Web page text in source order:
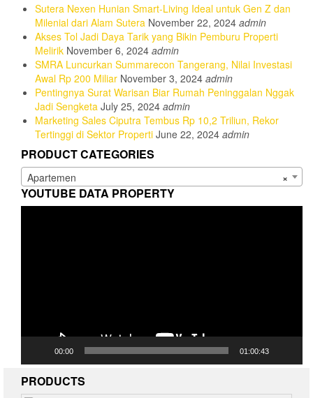
Sutera Nexen Hunian Smart-Living Ideal untuk Gen Z dan
Milenial dari Alam Sutera November 22, 2024 admin
Akses Tol Jadi Daya Tarik yang Bikin Pemburu Properti
Melirik November 6, 2024 admin
SMRA Luncurkan Summarecon Tangerang, Nilai Investasi
Awal Rp 200 Miliar November 3, 2024 admin
Pentingnya Surat Warisan Biar Rumah Peninggalan Nggak
Jadi Sengketa July 25, 2024 admin
Marketing Sales Ciputra Tembus Rp 10,2 Triliun, Rekor
Tertinggi di Sektor Properti June 22, 2024 admin
PRODUCT CATEGORIES
×
Apartemen
YOUTUBE DATA PROPERTY
00:00 01:00:43
PRODUCTS